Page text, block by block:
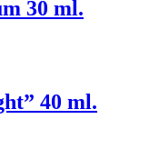
30 ml.
40 ml.